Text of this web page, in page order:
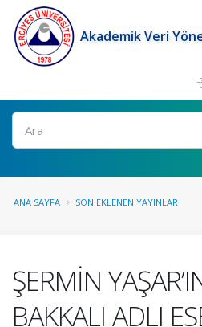
Akademik Veri
Ara
ANA SAYFA SON EKLENEN YAYINLAR
ŞERMİN
BAKKALI ADLI